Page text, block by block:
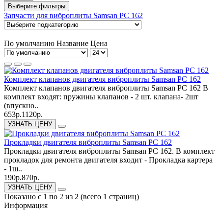
Выберите фильтры
Запчасти для виброплиты Samsan PC 162
По умолчанию Название Цена
Комплект клапанов двигателя виброплиты Samsan PC 162
Комплект клапанов двигателя виброплиты Samsan PC 162 В
комплект входят: пружины клапанов - 2 шт. клапана- 2шт
(впускно..
653р.1120р.
УЗНАТЬ ЦЕНУ
Прокладки двигателя виброплиты Samsan PC 162
Прокладки двигателя виброплиты Samsan PC 162. В комплект
прокладок для ремонта двигателя входит - Прокладка картера
- 1ш..
190р.870р.
УЗНАТЬ ЦЕНУ
Показано с 1 по 2 из 2 (всего 1 страниц)
Информация